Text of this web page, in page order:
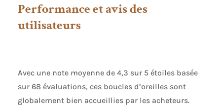
Performance et avis des
utilisateurs
Avec une note moyenne de 4,3 sur 5 étoiles basée
sur 68 évaluations, ces boucles d’oreilles sont
globalement bien accueillies par les acheteurs.